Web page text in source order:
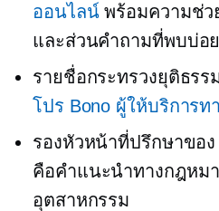
ออนไลน์พร้อมความช่ว
และส่วนคำถามที่พบบ่อย
รายชื่อกระทรวงยุติธรร
โปร Bono ผู้ให้บริการท
รองหัวหน้าที่ปรึกษาของ
คือคำแนะนำทางกฎหม
อุตสาหกรรม